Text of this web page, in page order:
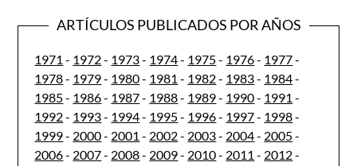
ARTÍCULOS PUBLICADOS POR AÑOS
1971 - 1972- 1973- 1974- 1975- 1976- 1977-
1978- 1979- 1980- 1981 - 1982- 1983- 1984-
1985- 1986- 1987- 1988- 1989- 1990- 1991 -
1992- 1993- 1994- 1995- 1996- 1997- 1998-
1999- 2000- 2001 - 2002- 2003- 2004- 2005-
2006- 2007- 2008- 2009- 2010- 2011 - 2012-